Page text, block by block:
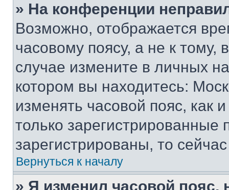
» На конференции
Возможно, отображается
часовому поясу, а не к тому,
случае измените в личных
котором вы находитесь:
изменять часовой пояс, как
только
зарегистрированы, то
Вернуться к началу
» Я изменил часовой пояс,